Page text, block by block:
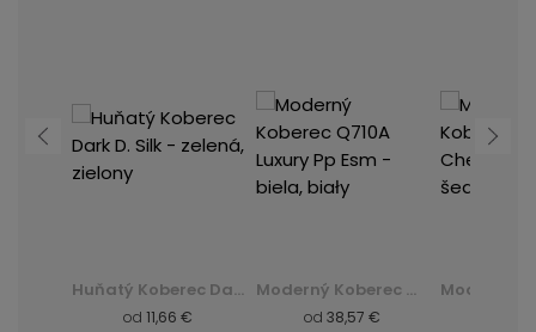
Huňatý Koberec Dark D. Silk - zelená, zielony
od 11,66 €
Moderný Koberec Q710A Luxury Pp Esm - biela, biały
od 38,57 €